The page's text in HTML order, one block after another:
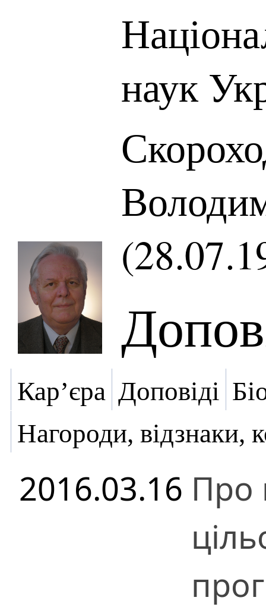
наук
Кар’єра Доповіді
Нагороди, відзнаки,
2016.03.16 Про